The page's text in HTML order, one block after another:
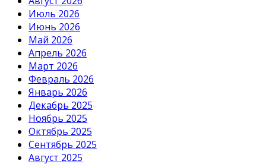
Июль 2026
Июнь 2026
Май 2026
Апрель 2026
Март 2026
Февраль 2026
Январь 2026
Декабрь 2025
Ноябрь 2025
Октябрь 2025
Сентябрь 2025
Август 2025